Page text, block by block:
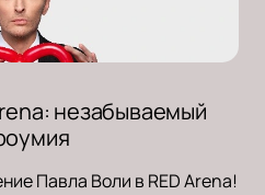
незабываемый
Павла Воли в RED Arena!